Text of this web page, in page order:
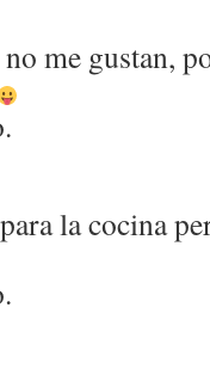
me gustan,
la cocina